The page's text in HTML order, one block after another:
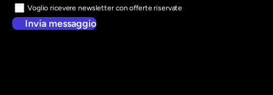
Voglio ricevere newsletter con offerte riservate
Invia messaggio